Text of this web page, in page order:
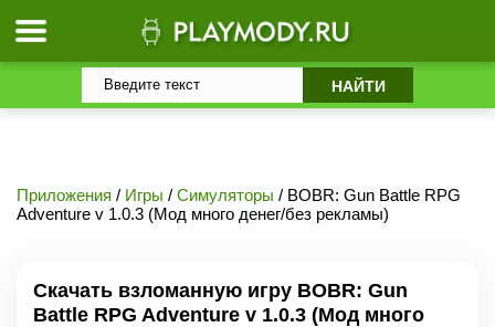
Приложения / Игры / Симуляторы / BOBR: Gun Battle RPG
Adventure v 1.0.3 (Мод много денег/без рекламы)
Скачать взломанную игру BOBR: Gun
Battle RPG Adventure v 1.0.3 (Мод много